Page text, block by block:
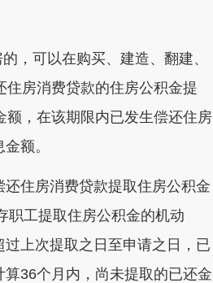
，可以在购买、建造、翻建、
房消费贷款的住房公积金提
，在该期限内已发生偿还住房
额。
住房消费贷款提取住房公积金
职工提取住房公积金的机动
上次提取之日至申请之日，已
36个月内，尚未提取的已还金